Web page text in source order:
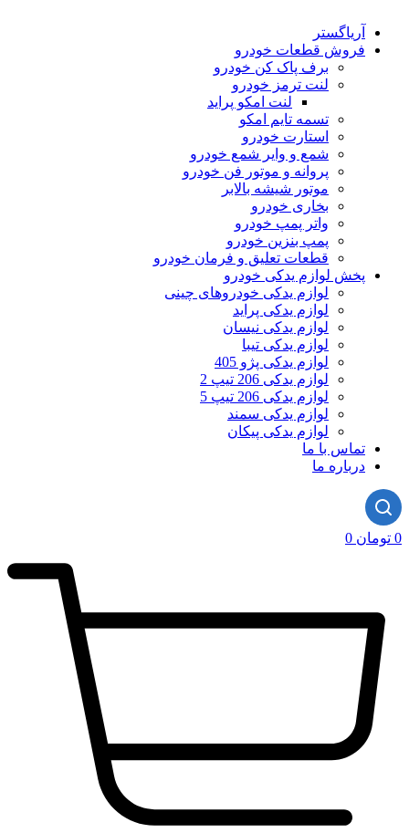
آریاگستر
فروش قطعات خودرو
برف پاک کن خودرو
لنت ترمز خودرو
لنت امکو پراید
تسمه تایم امکو
استارت خودرو
شمع و وایر شمع خودرو
پروانه و موتور فن خودرو
موتور شیشه بالابر
بخاری خودرو
واتر پمپ خودرو
پمپ بنزین خودرو
قطعات تعلیق و فرمان خودرو
پخش لوازم یدکی خودرو
لوازم یدکی خودروهای چینی
لوازم یدکی پراید
لوازم یدکی نیسان
لوازم یدکی تیبا
لوازم یدکی پژو 405
لوازم یدکی 206 تیپ 2
لوازم یدکی 206 تیپ 5
لوازم یدکی سمند
لوازم یدکی پیکان
تماس با ما
درباره ما
0 تومان 0